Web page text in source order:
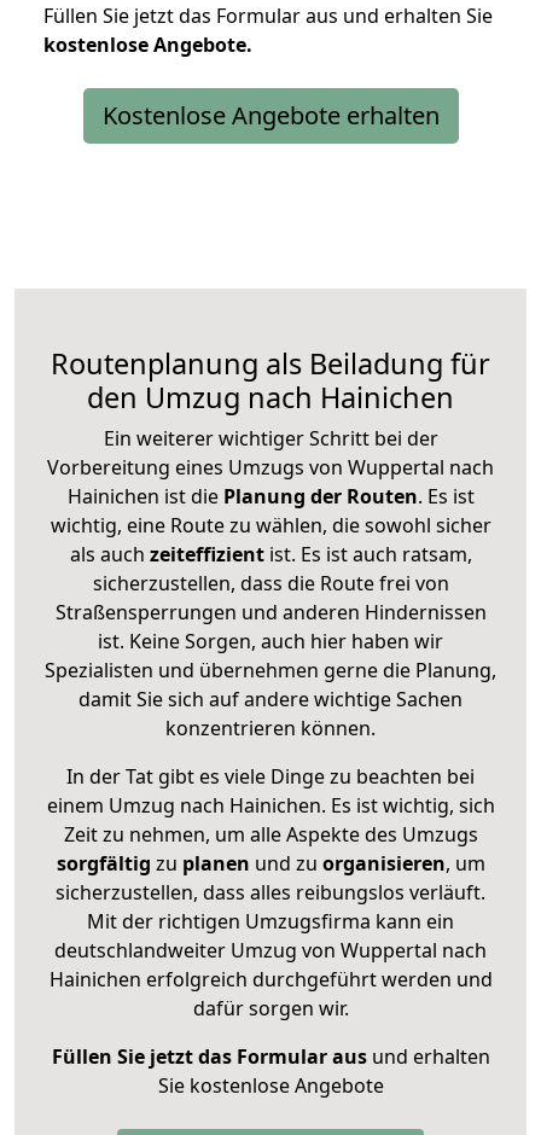
Füllen Sie jetzt das Formular aus und erhalten Sie
kostenloseAngebote.
Kostenlose Angebote erhalten
Routenplanung als Beiladung für
den Umzug nach Hainichen
Ein weiterer wichtiger Schritt bei der
Vorbereitung eines Umzugs von Wuppertal nach
Hainichen ist diePlanung der Routen. Es ist
wichtig, eine Route zu wählen, die sowohl sicher
als auch zeiteffizientist. Es ist auch ratsam,
sicherzustellen, dass die Route frei von
Straßensperrungen und anderen Hindernissen
ist. Keine Sorgen, auch hier haben wir
Spezialisten und übernehmen gerne die Planung,
damit Sie sich auf andere wichtige Sachen
konzentrieren können.
In der Tat gibt es viele Dinge zu beachten bei
einem Umzug nach Hainichen. Es ist wichtig, sich
Zeit zu nehmen, um alle Aspekte des Umzugs
sorgfältig zu planen und zu organisieren, um
sicherzustellen, dass alles reibungslos verläuft.
Mit der richtigen Umzugsfirma kann ein
deutschlandweiter Umzug von Wuppertal nach
Hainichen erfolgreich durchgeführt werden und
dafür sorgen wir.
Füllen Sie jetzt das Formular ausund erhalten
Sie kostenlose Angebote